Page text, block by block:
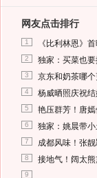
网友点击排行
1 《比利林恩》
2 独家：买菜也
3 京东和奶茶哪
4 杨威晒照庆祝
5 艳压群芳！唐
6 独家：姚晨带
7 成都风味！张
8 接地气！阔太
9